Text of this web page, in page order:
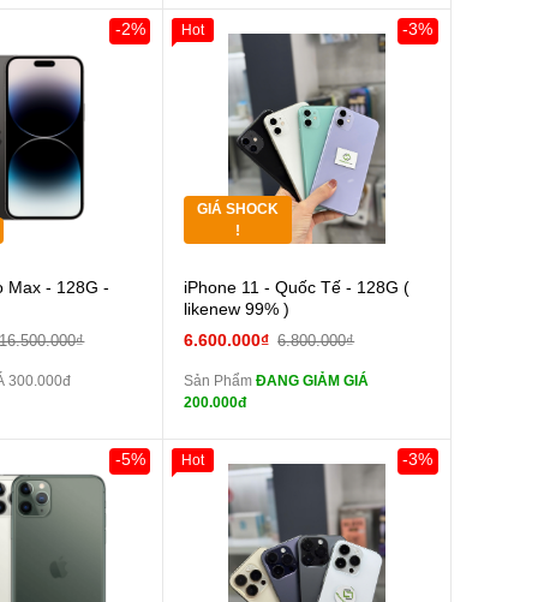
Max - 128G -
16.500.000₫
-2%
300.000đ
GIÁ SHOCK
!
Giảm 100.000đ
Khách Hàng
Thân Thiết
Tặng
Tặng
Cường lực 10D full
màn
tai nghe iPhone 6S
Pin dự phòng và
các Phụ Kiện Khác
iPhone 11 - Quốc Tế - 128G (
likenew 99% )
6.600.000₫ 6.800.000₫
-3%
Sản PhẩmĐANG GIẢM GIÁ
200.000đ
Hot
Khách Hàng
-5% -3%
Hot